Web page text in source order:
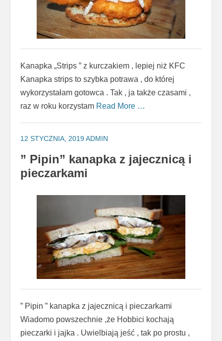
Kanapka „Strips ” z kurczakiem , lepiej niż KFC
Kanapka strips to szybka potrawa , do której
wykorzystałam gotowca . Tak , ja także czasami ,
raz w roku korzystam Read More …
12 STYCZNIA, 2019ADMIN
” Pipin” kanapka z jajecznicą i
pieczarkami
” Pipin ” kanapka z jajecznicą i pieczarkami
Wiadomo powszechnie ,że Hobbici kochają
pieczarki i jajka . Uwielbiają jeść , tak po prostu ,